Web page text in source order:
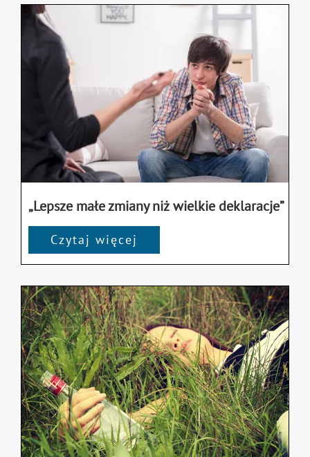
„Lepsze małe zmiany niż wielkie deklaracje”
Czytaj więcej